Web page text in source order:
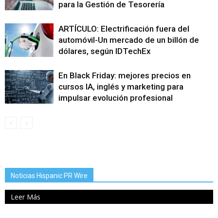
para la Gestión de Tesorería
ARTÍCULO: Electrificación fuera del
automóvil-Un mercado de un billón de
dólares, según IDTechEx
En Black Friday: mejores precios en
cursos IA, inglés y marketing para
impulsar evolución profesional
Noticias Hispanic PR Wire
Leer Más